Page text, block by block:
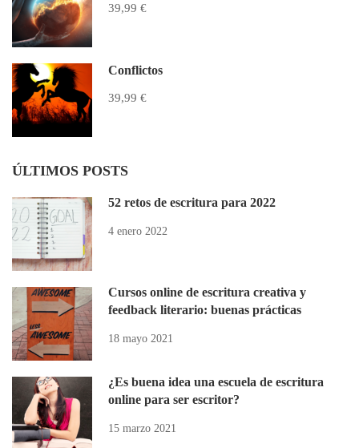
39,99 €
Conflictos
39,99 €
ÚLTIMOS POSTS
52 retos de escritura para 2022
4 enero 2022
Cursos online de escritura creativa y
feedback literario: buenas prácticas
18 mayo 2021
¿Es buena idea una escuela de escritura
online para ser escritor?
15 marzo 2021